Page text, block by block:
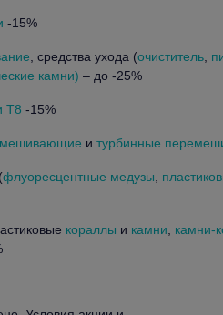
-15%
, средства ухода (очиститель
камни) – до -25%
T8 -15%
и турбинные
флуоресцентные медузы
кораллы и камни
камни-